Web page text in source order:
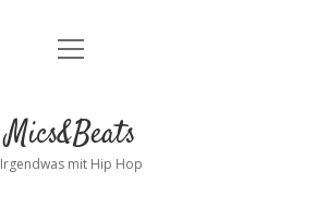
Kontakt
facebookinstagram
bandcamp
spotify
Menü
Mics&Beats
Irgendwas mit Hip Hop